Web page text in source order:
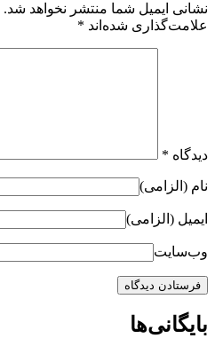
نشانی ایمیل شما منتشر نخواهد شد.
علامت‌گذاری شده‌اند *
دیدگاه *
نام (الزامی)
ایمیل (الزامی)
وب‌سایت
بایگانی‌ها